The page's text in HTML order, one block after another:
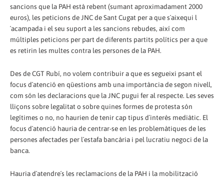
sancions que la PAH està rebent (sumant aproximadament 2000
euros), les peticions de JNC de Sant Cugat per a que s´aixequi l
´acampada i el seu suport a les sancions rebudes, així com
múltiples peticions per part de diferents partits polítics per a que
es retirin les multes contra les persones de la PAH.
Des de CGT Rubí, no volem contribuir a que es segueixi psant el
focus d´atenció en qüestions amb una importància de segon nivell,
com són les declaracions que la JNC pugui fer al respecte. Les seves
lliçons sobre legalitat o sobre quines formes de protesta són
legítimes o no, no haurien de tenir cap tipus d´interès mediàtic. El
focus d´atenció hauria de centrar-se en les problemàtiques de les
persones afectades per l´estafa bancària i pel lucratiu negoci de la
banca.
Hauria d´atendre´s les reclamacions de la PAH i la mobilització